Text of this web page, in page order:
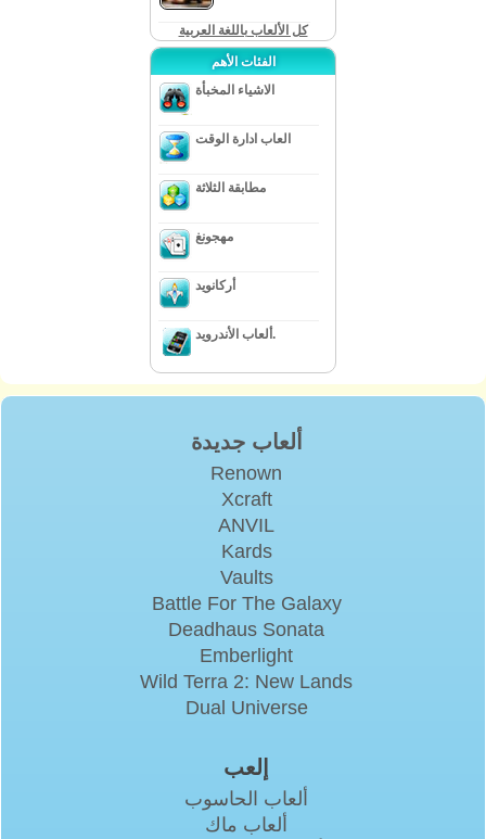
كل الألعاب باللغة العربية
الفئات الأهم
الاشياء المخبأة
العاب ادارة الوقت
مطابقة الثلاثة
مهجونغ
أركانويد
ألعاب الأندرويد.
ألعاب جديدة
Renown
Xcraft
ANVIL
Kards
Vaults
Battle For The Galaxy
Deadhaus Sonata
Emberlight
Wild Terra 2: New Lands
Dual Universe
إلعب
ألعاب الحاسوب
ألعاب ماك